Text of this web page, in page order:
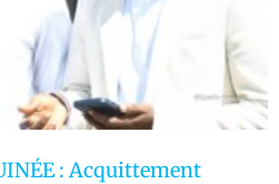
: Acquittement